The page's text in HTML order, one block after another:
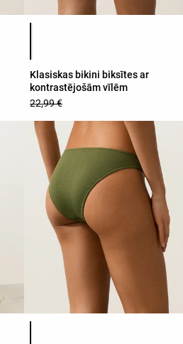
Klasiskas bikini biksītes ar
kontrastējošām vīlēm
22,99 €